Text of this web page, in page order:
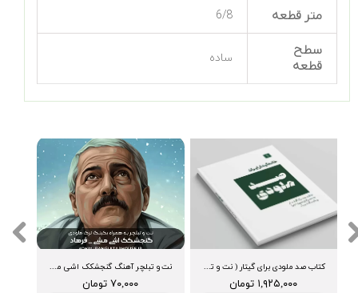
متر قطعه 6/8
سطح
قطعه
ساده
نت و تبلچر آهنگ گنجشکک اشی مشی فرهاد برای گیتار + آکورد و بکینگ ترک
۷۰,۰۰۰ تومان
کتاب صد ملودی برای گیتار ( نت و تبلچر، آکورد، ویدیوی اجرا و بکینگ ترک)
۱,۹۲۵,۰۰۰ تومان